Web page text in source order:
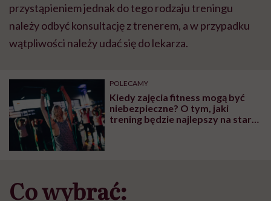
przystąpieniem jednak do tego rodzaju treningu
należy odbyć konsultację z trenerem, a w przypadku
wątpliwości należy udać się do lekarza.
POLECAMY
Kiedy zajęcia fitness mogą być
niebezpieczne? O tym, jaki
trening będzie najlepszy na start,
Co wybrać: